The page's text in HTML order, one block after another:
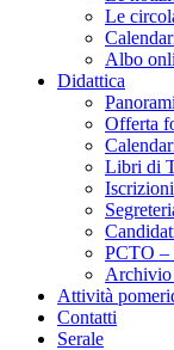
Le
Albo
Didattica
Offerta
Libri di
Iscrizioni
PCTO –
Attività
Contatti
Serale